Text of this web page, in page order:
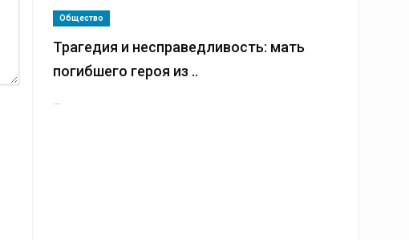
Общество
Трагедия и несправедливость: мать
погибшего героя из ..
...